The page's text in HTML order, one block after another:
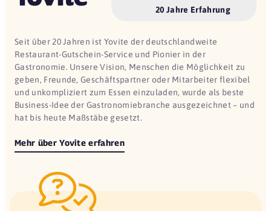
20 Jahre Erfahrung
Seit über 20 Jahren ist Yovite der deutschlandweite
Restaurant-Gutschein-Service und Pionier in der
Gastronomie. Unsere Vision, Menschen die Möglichkeit zu
geben, Freunde, Geschäftspartner oder Mitarbeiter flexibel
und unkompliziert zum Essen einzuladen, wurde als beste
Business-Idee der Gastronomiebranche ausgezeichnet – und
hat bis heute Maßstäbe gesetzt.
Mehr über Yovite erfahren